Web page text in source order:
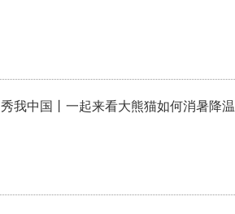
秀我中国丨一起来看大熊猫如何消暑降温